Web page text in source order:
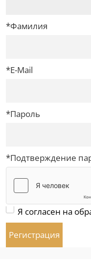
*Фамилия
*E-Mail
*Пароль
*Подтверждение
Я согласен на